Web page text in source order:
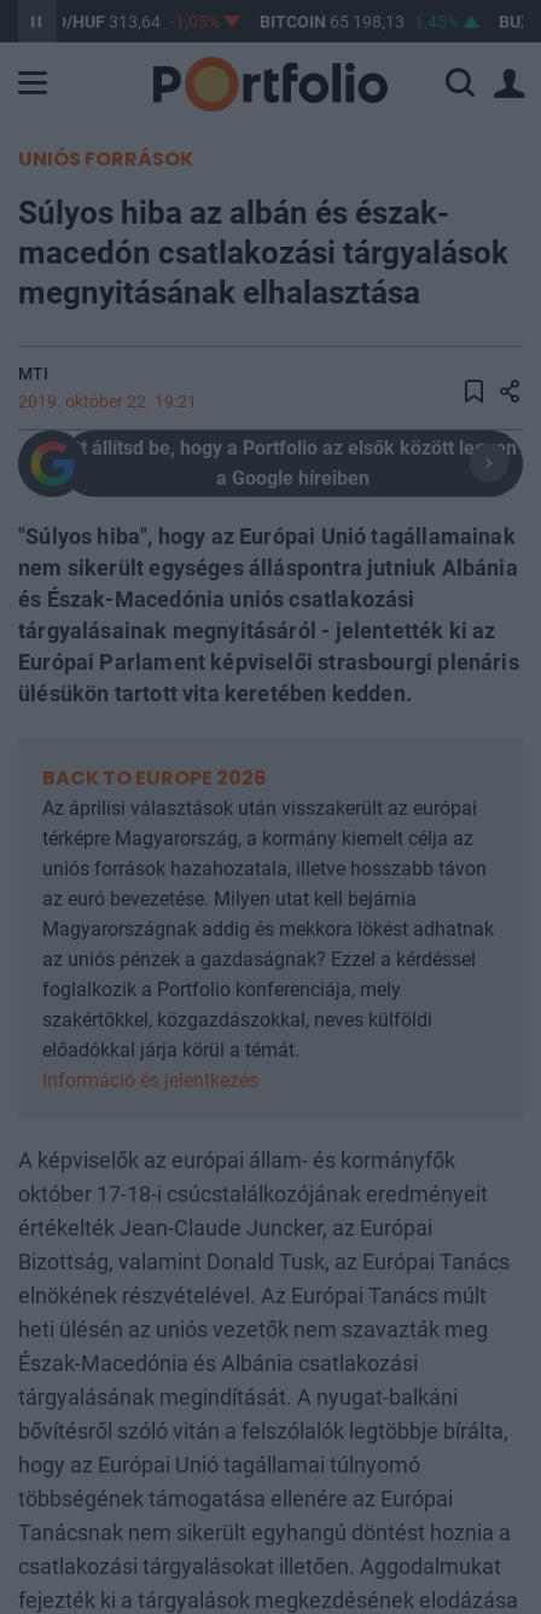
HUF 313,64 -1,05% BITCOIN65 198,13 1,45% BUX 148
UNIÓS FORRÁSOK
Súlyos hiba az albán és észak-
macedón csatlakozási tárgyalások
megnyitásának elhalasztása
MTI
2019. október 22. 19:21
Itt állítsd be, hogy a Portfolio az elsők között legyen
a Google híreiben
"Súlyos hiba", hogy az Európai Unió tagállamainak
nem sikerült egységes álláspontra jutniuk Albánia
és Észak-Macedónia uniós csatlakozási
tárgyalásainak megnyitásáról - jelentették ki az
Európai Parlament képviselői strasbourgi plenáris
ülésükön tartott vita keretében kedden.
BACK TO EUROPE 2026
Az áprilisi választások után visszakerült az európai
térképre Magyarország, a kormány kiemelt célja az
uniós források hazahozatala, illetve hosszabb távon
az euró bevezetése. Milyen utat kell bejárnia
Magyarországnak addig és mekkora lökést adhatnak
az uniós pénzek a gazdaságnak? Ezzel a kérdéssel
foglalkozik a Portfolio konferenciája, mely
szakértőkkel, közgazdászokkal, neves külföldi
előadókkal járja körül a témát.
Információ és jelentkezés
A képviselők az európai állam- és kormányfők
október 17-18-i csúcstalálkozójának eredményeit
értékelték Jean-Claude Juncker, az Európai
Bizottság, valamint Donald Tusk, az Európai Tanács
elnökének részvételével. Az Európai Tanács múlt
heti ülésén az uniós vezetők nem szavazták meg
Észak-Macedónia és Albánia csatlakozási
tárgyalásának megindítását. A nyugat-balkáni
bővítésről szóló vitán a felszólalók legtöbbje bírálta,
hogy az Európai Unió tagállamai túlnyomó
többségének támogatása ellenére az Európai
Tanácsnak nem sikerült egyhangú döntést hoznia a
csatlakozási tárgyalásokat illetően. Aggodalmukat
fejezték ki a tárgyalások megkezdésének elodázása